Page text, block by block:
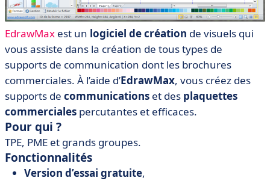
EdrawMax est un logiciel de création de visuels qui
vous assiste dans la création de tous types de
supports de communication dont les brochures
commerciales. À l’aide d’EdrawMax, vous créez des
supports de communications et des plaquettes
commerciales percutantes et efficaces.
Pour qui ?
TPE, PME et grands groupes.
Fonctionnalités
Version d’essai gratuite,